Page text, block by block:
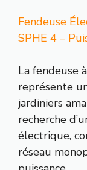
Fendeuse
SPHE 4 –
La fendeuse
représente
jardiniers
recherche
électrique,
réseau